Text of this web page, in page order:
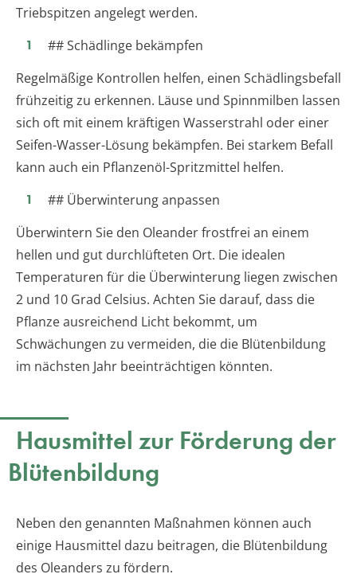
Triebspitzen angelegt werden.
## Schädlinge bekämpfen
Regelmäßige Kontrollen helfen, einen Schädlingsbefall
frühzeitig zu erkennen. Läuse und Spinnmilben lassen
sich oft mit einem kräftigen Wasserstrahl oder einer
Seifen-Wasser-Lösung bekämpfen. Bei starkem Befall
kann auch ein Pflanzenöl-Spritzmittel helfen.
## Überwinterung anpassen
Überwintern Sie den Oleander frostfrei an einem
hellen und gut durchlüfteten Ort. Die idealen
Temperaturen für die Überwinterung liegen zwischen
2 und 10 Grad Celsius. Achten Sie darauf, dass die
Pflanze ausreichend Licht bekommt, um
Schwächungen zu vermeiden, die die Blütenbildung
im nächsten Jahr beeinträchtigen könnten.
Hausmittel zur Förderung der
Blütenbildung
Neben den genannten Maßnahmen können auch
einige Hausmittel dazu beitragen, die Blütenbildung
des Oleanders zu fördern.